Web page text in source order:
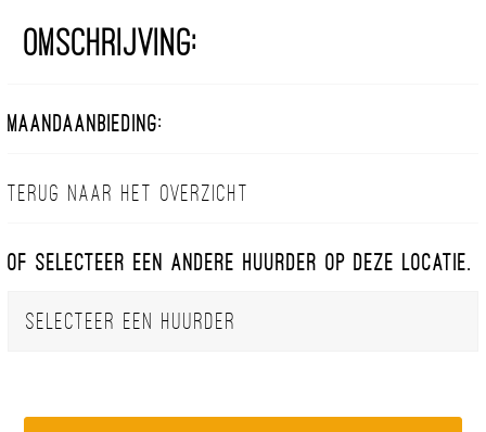
Omschrijving:
Maandaanbieding:
Terug naar het overzicht
Of selecteer een andere huurder op deze locatie.